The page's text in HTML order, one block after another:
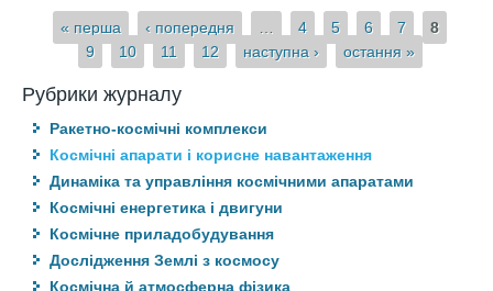
обчислювальних пристроїв
Сторінки
« перша ‹ попередня 4 5 6 7
8
9
10 11 12 наступна › остання »
Рубрики журналу
Ракетно-космічні комплекси
Космічні апарати і корисне навантаження
Динаміка та управління космічними апаратами
Космічні енергетика і двигуни
Космічне приладобудування
Дослідження Землі з космосу
Космічна й атмосферна фізика